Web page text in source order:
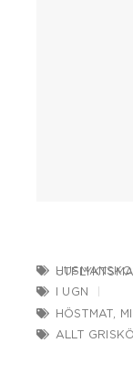
I UGN
HÖSTMAT
ALLT